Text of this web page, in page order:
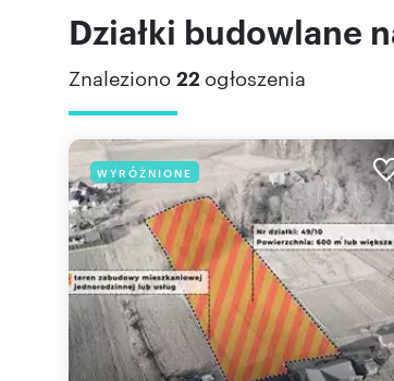
Działki budowlane
Znaleziono 22 ogłoszenia
WYRÓŻNIONE